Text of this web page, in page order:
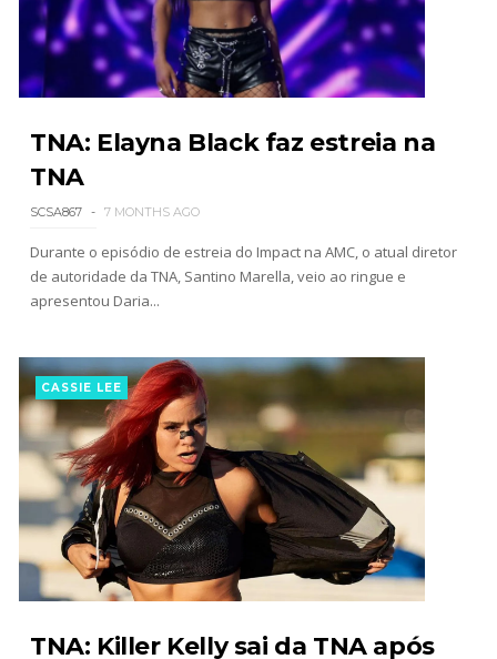
WWE Friday Night Smackdown 31 July 2026
Unknown-Aug 01 2026
Unknown Jul 31 2026
WWE NXT 28 JULY 2026
Unknown-Jul 29 2026
Throwback: The Rock vs Brock Lesnar:
SummerSlam 2002 - Undisputed WWE
SCSA867 - Jul 28 2026
TNA: Elayna Black faz estreia na
TNA
SCSA867 7 MONTHS AGO
Durante o episódio de estreia do Impact na AMC, o atual diretor
de autoridade da TNA, Santino Marella, veio ao ringue e
apresentou Daria...
CASSIE LEE
TNA: Killer Kelly sai da TNA após